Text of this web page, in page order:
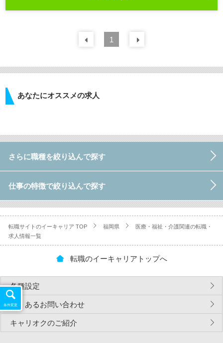
前の 件
1
あなたにオススメの求人
さらに職種を絞り込んで探す
仕事の特徴で絞り込んで探す
転職サイトのイーキャリア TOP 福岡県
医療・福祉・介護関連の転職・
求人情報一覧
条件変更
転職のイーキャリアトップへ
各種設定
よくあるお問い合わせ
キャリオクのご紹介